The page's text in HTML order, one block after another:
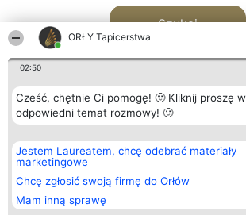
ORŁY Tapicerstwa
02:50
Cześć, chętnie Ci pomogę! 🙂 Kliknij proszę w
odpowiedni temat rozmowy! 🙂
Jestem Laureatem, chcę odebrać materiały
marketingowe
Chcę zgłosić swoją firmę do Orłów
Mam inną sprawę
Szukaj
Organizator plebiscytu
Bright Side Solutions sp. z o.
o. sp. k.
ul. Ruska 22
Wrocław 50-079
KRS 0000749100 | Regon
381313360 | NIP 8943132676
Plebiscyt
Laureaci
wszystkich
Laureatów
Regulamin